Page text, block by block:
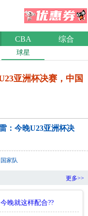
CBA 综合
球星
亚洲杯决赛，中国
：今晚U23亚洲杯决
国家队
更多>>
晚就这样配合??